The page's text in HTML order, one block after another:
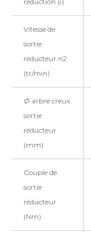
Vitesse de
sortie
réducteur n2
(tr/min)
Ø arbre creux
sortie
réducteur
(mm)
Couple de
sortie
réducteur
(Nm)